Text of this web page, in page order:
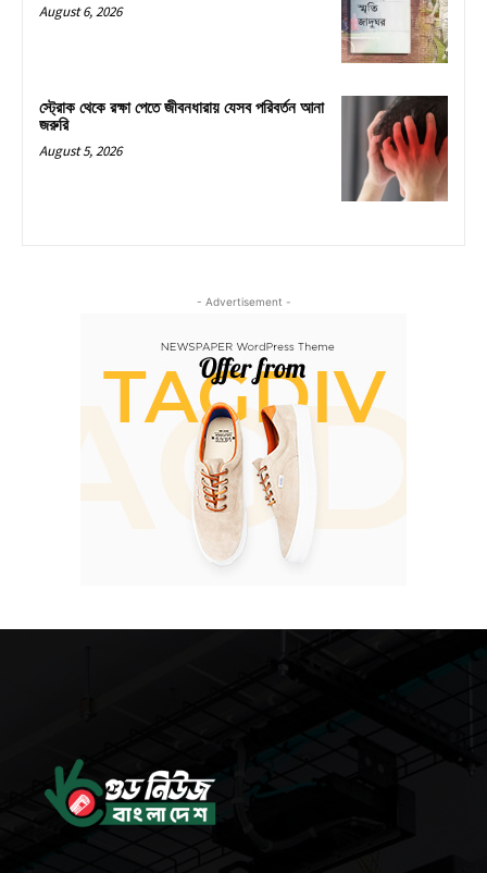
August 6, 2026
স্ট্রোক থেকে রক্ষা পেতে জীবনধারায় যেসব পরিবর্তন আনা
জরুরি
August 5, 2026
- Advertisement -